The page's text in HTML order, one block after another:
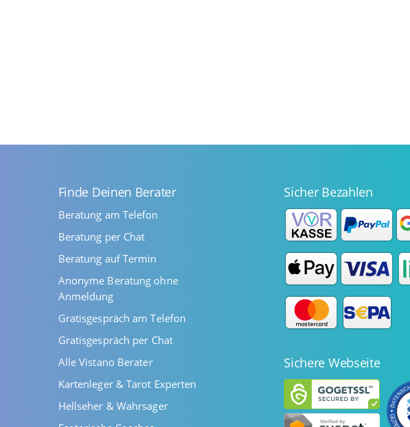
Finde Deinen Berater
Beratung am Telefon
Beratung per Chat
Beratung auf Termin
Anonyme Beratung ohne
Anmeldung
Gratisgespräch am Telefon
Gratisgespräch per Chat
Alle Vistano Berater
Kartenleger & Tarot Experten
Hellseher & Wahrsager
Sicher Bezahlen
Sichere Webseite